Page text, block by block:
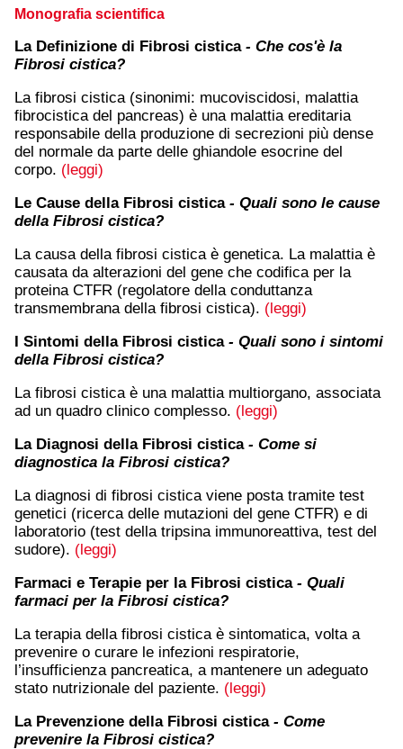
Monografia scientifica
La Definizione di Fibrosi cistica - Che cos'è la
Fibrosi cistica?
La fibrosi cistica (sinonimi: mucoviscidosi, malattia
fibrocistica del pancreas) è una malattia ereditaria
responsabile della produzione di secrezioni più dense
del normale da parte delle ghiandole esocrine del
corpo. (leggi)
Le Cause della Fibrosi cistica - Quali sono le cause
della Fibrosi cistica?
La causa della fibrosi cistica è genetica. La malattia è
causata da alterazioni del gene che codifica per la
proteina CTFR (regolatore della conduttanza
transmembrana della fibrosi cistica). (leggi)
I Sintomi della Fibrosi cistica - Quali sono i sintomi
della Fibrosi cistica?
La fibrosi cistica è una malattia multiorgano, associata
ad un quadro clinico complesso. (leggi)
La Diagnosi della Fibrosi cistica - Come si
diagnostica la Fibrosi cistica?
La diagnosi di fibrosi cistica viene posta tramite test
genetici (ricerca delle mutazioni del gene CTFR) e di
laboratorio (test della tripsina immunoreattiva, test del
sudore). (leggi)
Farmaci e Terapie per la Fibrosi cistica - Quali
farmaci per la Fibrosi cistica?
La terapia della fibrosi cistica è sintomatica, volta a
prevenire o curare le infezioni respiratorie,
l’insufficienza pancreatica, a mantenere un adeguato
stato nutrizionale del paziente. (leggi)
La Prevenzione della Fibrosi cistica - Come
prevenire la Fibrosi cistica?